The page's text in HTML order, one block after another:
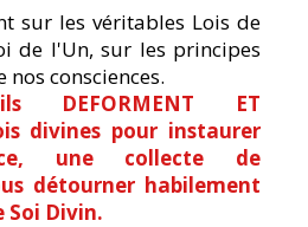
sur les véritables Lois de
de l'Un, sur les principes
consciences.
ils DEFORMENT ET
divines pour instaurer
une collecte de
détourner habilement
Divin.